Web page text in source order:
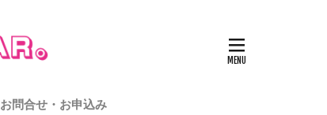
お問合せ・お申込み